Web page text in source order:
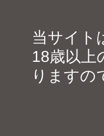
当サイト
18歳以上
りますの